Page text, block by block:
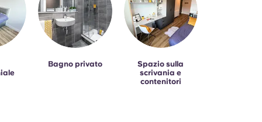
Bagno privato
Spazio sulla
scrivania e
contenitori